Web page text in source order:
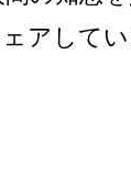
アして